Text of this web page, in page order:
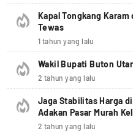
Kapal Tongkang
Tewas
1 tahun yang lalu
Wakil Bupati Buton
2 tahun yang lalu
Jaga Stabilitas Harga
Adakan Pasar Murah
2 tahun yang lalu